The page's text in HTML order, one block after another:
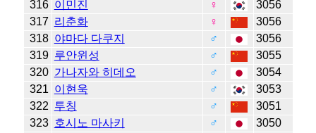
316 이민진 ♀
3056
317 리춘화 ♀
3056
318 야마다 다쿠지 ♂
3056
319 루안윈성 ♂
3055
320 가나자와 히데오 ♂
3054
321 이현욱 ♂
3053
322 투칭 ♂
3051
323 호시노 마사키 ♂
3050